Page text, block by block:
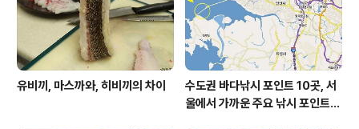
유비끼, 마스까와, 히비끼의 차이
수도권 바다낚시 포인트 10곳, 서
울에서 가까운 주요 낚시 포인트